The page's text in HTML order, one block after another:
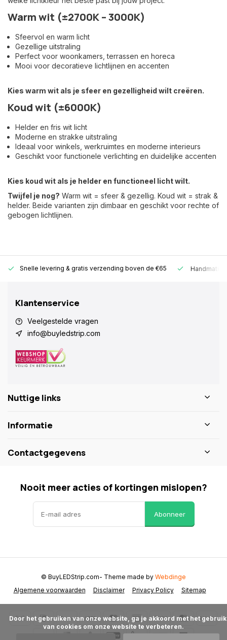
Warm wit (±2700K – 3000K)
Sfeervol en warm licht
Gezellige uitstraling
Perfect voor woonkamers, terrassen en horeca
Mooi voor decoratieve lichtlijnen en accenten
Kies warm wit als je sfeer en gezelligheid wilt creëren.
Koud wit (±6000K)
Helder en fris wit licht
Moderne en strakke uitstraling
Ideaal voor winkels, werkruimtes en moderne interieurs
Geschikt voor functionele verlichting en duidelijke accenten
Kies koud wit als je helder en functioneel licht wilt.
Twijfel je nog? Warm wit = sfeer & gezellig. Koud wit = strak &
helder. Beide varianten zijn dimbaar en geschikt voor rechte of
gebogen lichtlijnen.
Snelle levering & gratis verzending boven de €65
Klantenservice
Veelgestelde vragen
info@buyledstrip.com
Nuttige links
Informatie
Contactgegevens
Nooit meer acties of kortingen mislopen?
Abonneer
Algemene voorwaarden Disclaimer Privacy Policy Sitemap
© BuyLEDStrip.com- Theme made by Webdinge
van cookies om onze website te verbeteren.